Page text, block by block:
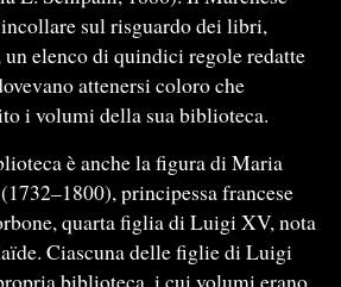
sul risguardo dei libri,
elenco di quindici regole redatte
attenersi coloro che
i volumi della sua biblioteca.
è anche la figura di Maria
principessa francese
quarta figlia di Luigi XV, nota
Ciascuna delle figlie di Luigi
biblioteca, i cui volumi erano